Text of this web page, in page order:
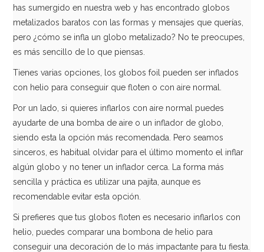
4,99€
AÑADIR
has sumergido en nuestra web y has encontrado globos
metalizados baratos con las formas y mensajes que querías,
pero ¿cómo se infla un globo metalizado? No te preocupes,
es más sencillo de lo que piensas.
Tienes varias opciones, los globos foil pueden ser inflados
con helio para conseguir que floten o con aire normal.
Por un lado, si quieres inflarlos con aire normal puedes
ayudarte de una bomba de aire o un inflador de globo,
siendo esta la opción más recomendada. Pero seamos
sinceros, es habitual olvidar para el último momento el inflar
algún globo y no tener un inflador cerca. La forma más
sencilla y práctica es utilizar una pajita, aunque es
recomendable evitar esta opción.
Si prefieres que tus globos floten es necesario inflarlos con
helio, puedes comparar una bombona de helio para
conseguir una decoración de lo más impactante para tu fiesta.